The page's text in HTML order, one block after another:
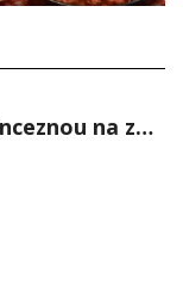
Prohlídka s princeznou na zámku Stekník